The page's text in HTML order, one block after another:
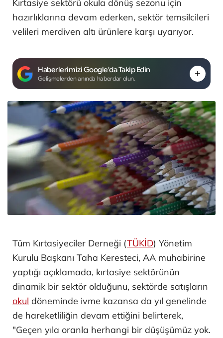
Kırtasiye sektörü okula dönüş sezonu için
hazırlıklarına devam ederken, sektör temsilcileri
velileri merdiven altı ürünlere karşı uyarıyor.
Haberlerimizi Google'da Takip Edin
Gelişmelerden anında haberdar olun.
Tüm Kırtasiyeciler Derneği (TÜKİD) Yönetim
Kurulu Başkanı Taha Keresteci, AA muhabirine
yaptığı açıklamada, kırtasiye sektörünün
dinamik bir sektör olduğunu, sektörde satışların
okul döneminde ivme kazansa da yıl genelinde
de hareketliliğin devam ettiğini belirterek,
"Geçen yıla oranla herhangi bir düşüşümüz yok.